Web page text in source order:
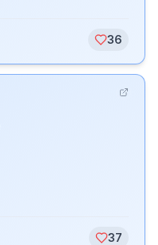
36
37